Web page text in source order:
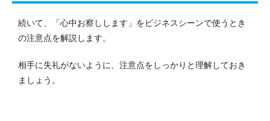
続いて、「心中お察しします」をビジネスシーンで使うとき
の注意点を解説します。
相手に失礼がないように、注意点をしっかりと理解しておき
ましょう。